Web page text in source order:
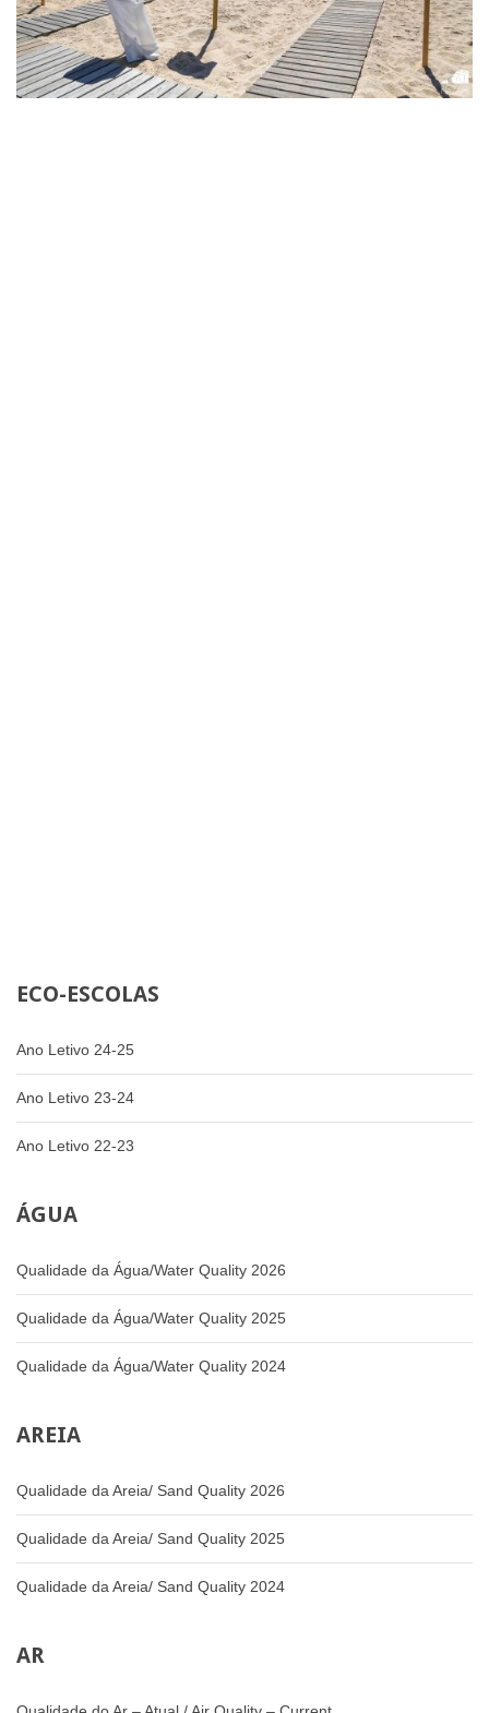
ECO-ESCOLAS
Ano Letivo 24-25
Ano Letivo 23-24
Ano Letivo 22-23
ÁGUA
Qualidade da Água/Water Quality 2026
Qualidade da Água/Water Quality 2025
Qualidade da Água/Water Quality 2024
AREIA
Qualidade da Areia/ Sand Quality 2026
Qualidade da Areia/ Sand Quality 2025
Qualidade da Areia/ Sand Quality 2024
AR